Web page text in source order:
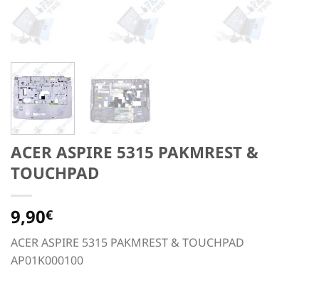
ACER ASPIRE 5315 PAKMREST &
TOUCHPAD
9,90€
ACER ASPIRE 5315 PAKMREST & TOUCHPAD
AP01K000100